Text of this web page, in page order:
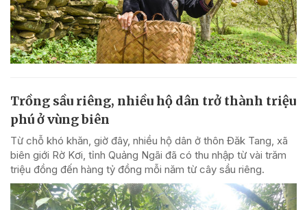
Trồng sầu riêng, nhiều hộ dân trở thành triệu
phú ở vùng biên
Từ chỗ khó khăn, giờ đây, nhiều hộ dân ở thôn Đăk Tang, xã
biên giới Rờ Kơi, tỉnh Quảng Ngãi đã có thu nhập từ vài trăm
triệu đồng đến hàng tỷ đồng mỗi năm từ cây sầu riêng.